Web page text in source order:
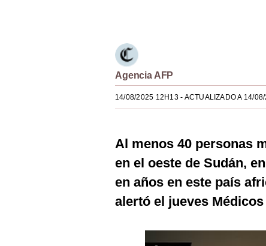
Agencia AFP
14/08/2025 12H13- ACTUALIZADO A 14/
Al menos 40 personas
en el oeste de Sudán,
en años en este país
alertó el jueves